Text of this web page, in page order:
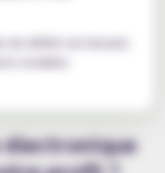
de définir ses besoins
modèles